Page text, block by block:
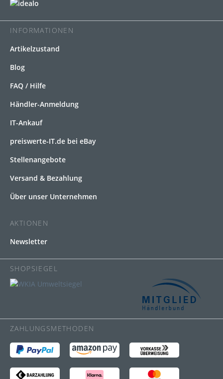
INFORMATIONEN
Artikelzustand
Blog
FAQ / Hilfe
Händler-Anmeldung
IT-Ankauf
preiswerte-IT.de bei eBay
Stellenangebote
Versand & Bezahlung
Über unser Unternehmen
AKTIONEN
Newsletter
SHOPSIEGEL
ZAHLUNGSMETHODEN